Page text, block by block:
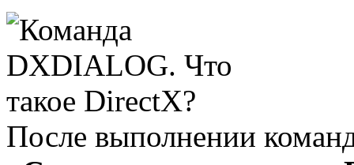
После выполнении